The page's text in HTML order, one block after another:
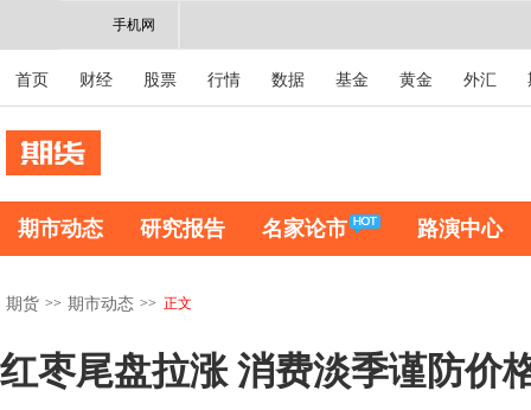
手机网
首页 财经 股票 行情 数据 基金 黄金 外汇
期市动态 研究报告 名家论市 路演中心
期货 >> 期市动态 >> 正文
红枣尾盘拉涨 消费淡季谨防价